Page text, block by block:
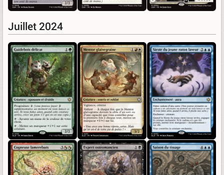
Juillet 2024